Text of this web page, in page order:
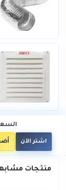
اشتر الآن
منتجات